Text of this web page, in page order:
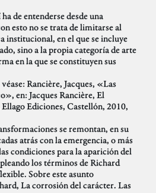
de entenderse desde una
esto no se trata de limitarse al
institucional, en el que se incluye
sino a la propia categoría de arte
en la que se constituyen sus
Rancière, Jacques, «Las
en: Jacques Rancière, El
Ediciones, Castellón, 2010,
se remontan, en su
atrás con la emergencia, o más
condiciones para la aparición del
los términos de Richard
Sobre este asunto
La corrosión del carácter. Las